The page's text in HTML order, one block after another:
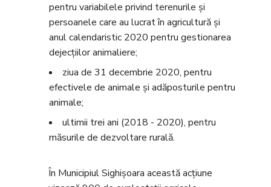
pentru variabilele privind terenurile şi
persoanele care au lucrat în agricultură şi
anul calendaristic 2020 pentru gestionarea
dejecţiilor animaliere;
ziua de 31 decembrie 2020, pentru
efectivele de animale şi adăposturile pentru
animale;
ultimii trei ani (2018 - 2020), pentru
măsurile de dezvoltare rurală.
În Municipiul Sighișoara această acțiune